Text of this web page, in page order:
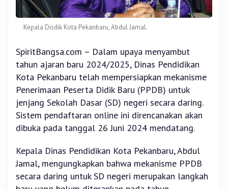
Kepala Disdik Kota Pekanbaru, Abdul Jamal.
SpiritBangsa.com – Dalam upaya menyambut
tahun ajaran baru 2024/2025, Dinas Pendidikan
Kota Pekanbaru telah mempersiapkan mekanisme
Penerimaan Peserta Didik Baru (PPDB) untuk
jenjang Sekolah Dasar (SD) negeri secara daring.
Sistem pendaftaran online ini direncanakan akan
dibuka pada tanggal 26 Juni 2024 mendatang.
Kepala Dinas Pendidikan Kota Pekanbaru, Abdul
Jamal, mengungkapkan bahwa mekanisme PPDB
secara daring untuk SD negeri merupakan langkah